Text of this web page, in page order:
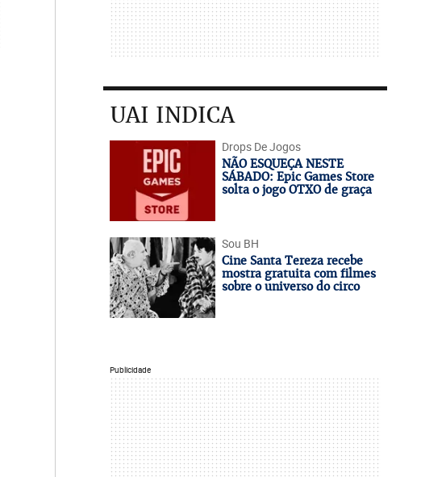
UAI INDICA
Drops De Jogos
NÃO ESQUEÇA NESTE
SÁBADO: Epic Games Store
solta o jogo OTXO de graça
Sou BH
Cine Santa Tereza recebe
mostra gratuita com filmes
sobre o universo do circo
Publicidade